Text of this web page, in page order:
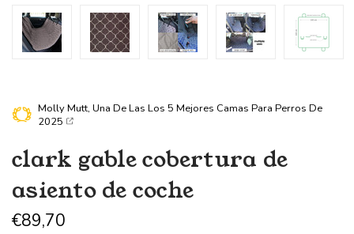
Molly Mutt, Una De Las Los 5 Mejores Camas Para Perros De
2025
clark gablecobertura de
asiento de coche
€89,70